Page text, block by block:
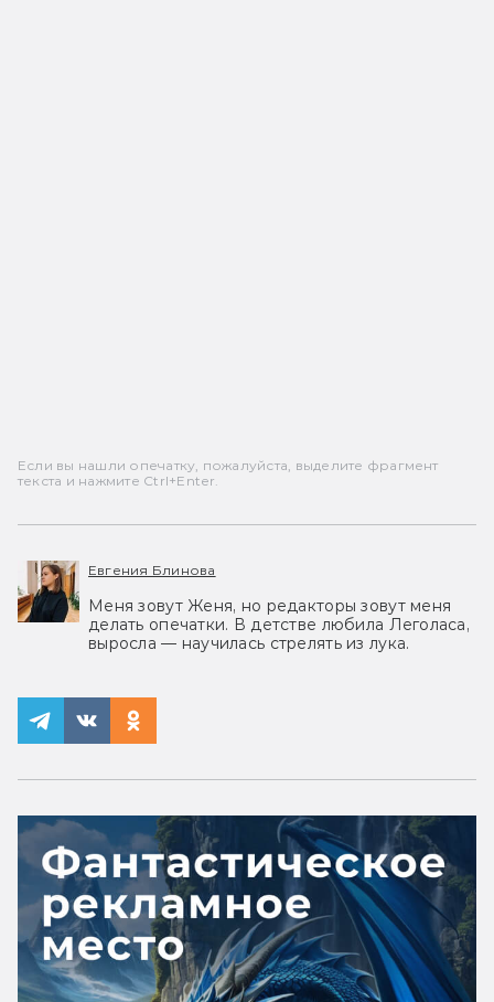
Если вы нашли опечатку, пожалуйста, выделите фрагмент
текста и нажмите Ctrl+Enter.
Евгения Блинова
Меня зовут Женя, но редакторы зовут меня
делать опечатки. В детстве любила Леголаса,
выросла — научилась стрелять из лука.